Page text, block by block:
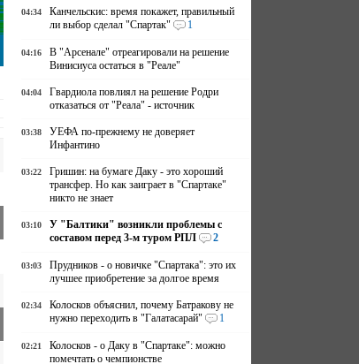
04:34
Канчельскис: время покажет, правильный
ли выбор сделал "Спартак"
1
04:16
В "Арсенале" отреагировали на решение
Винисиуса остаться в "Реале"
04:04
Гвардиола повлиял на решение Родри
отказаться от "Реала" - источник
03:38
УЕФА по-прежнему не доверяет
Инфантино
03:22
Гришин: на бумаге Даку - это хороший
трансфер. Но как заиграет в "Спартаке"
никто не знает
03:10
У "Балтики" возникли проблемы с
составом перед 3-м туром РПЛ
2
03:03
Прудников - о новичке "Спартака": это их
лучшее приобретение за долгое время
02:34
Колосков объяснил, почему Батракову не
нужно переходить в "Галатасарай"
1
02:21
Колосков - о Даку в "Спартаке": можно
помечтать о чемпионстве